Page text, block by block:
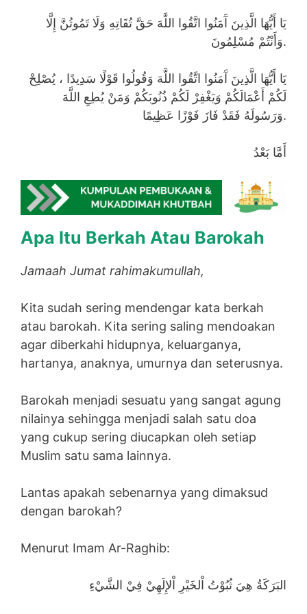
يَا أَيُّهَا الَّذِينَ آَمَنُوا اتَّقُوا اللَّهَ حَقَّ تُقَاتِهِ وَلَا تَمُوتُنَّ إِلَّا
وَأَنْتُمْ مُسْلِمُونَ.
يَا أَيُّهَا الَّذِينَ آَمَنُوا اتَّقُوا اللَّهَ وَقُولُوا قَوْلًا سَدِيدًا ، يُصْلِحْ
لَكُمْ أَعْمَالَكُمْ وَيَغْفِرْ لَكُمْ ذُنُوبَكُمْ وَمَنْ يُطِعِ اللَّهَ
وَرَسُولَهُ فَقَدْ فَازَ فَوْزًا عَظِيمًا.
أَمَّا بَعْدُ
Apa Itu Berkah Atau Barokah
Jamaah Jumat rahimakumullah,
Kita sudah sering mendengar kata berkah
atau barokah. Kita sering saling mendoakan
agar diberkahi hidupnya, keluarganya,
hartanya, anaknya, umurnya dan seterusnya.
Barokah menjadi sesuatu yang sangat agung
nilainya sehingga menjadi salah satu doa
yang cukup sering diucapkan oleh setiap
Muslim satu sama lainnya.
Lantas apakah sebenarnya yang dimaksud
dengan barokah?
Menurut Imam Ar-Raghib:
البَرَكَةُ هِيَ ثُبُوْتُ اْلخَيْرِ اْلإِلَهِيْ فِيْ الشَّيْءِ